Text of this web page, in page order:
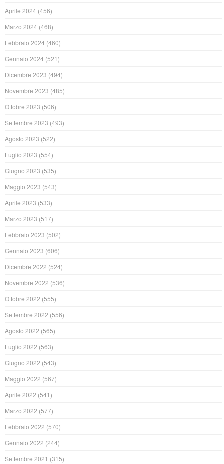
Aprile 2024 (456)
Marzo 2024 (468)
Febbraio 2024 (460)
Gennaio 2024 (521)
Dicembre 2023 (494)
Novembre 2023 (485)
Ottobre 2023 (506)
Settembre 2023 (493)
Agosto 2023 (522)
Luglio 2023 (554)
Giugno 2023 (535)
Maggio 2023 (543)
Aprile 2023 (533)
Marzo 2023 (517)
Febbraio 2023 (502)
Gennaio 2023 (606)
Dicembre 2022 (524)
Novembre 2022 (536)
Ottobre 2022 (555)
Settembre 2022 (556)
Agosto 2022 (565)
Luglio 2022 (563)
Giugno 2022 (543)
Maggio 2022 (567)
Aprile 2022 (541)
Marzo 2022 (577)
Febbraio 2022 (570)
Gennaio 2022 (244)
Settembre 2021 (315)